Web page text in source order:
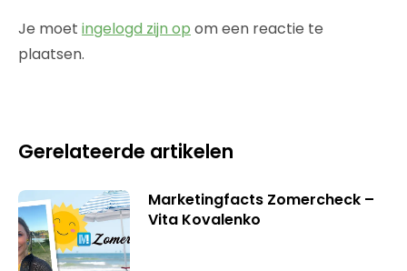
Je moet ingelogd zijn op om een reactie te
plaatsen.
Gerelateerde artikelen
Marketingfacts Zomercheck –
Vita Kovalenko